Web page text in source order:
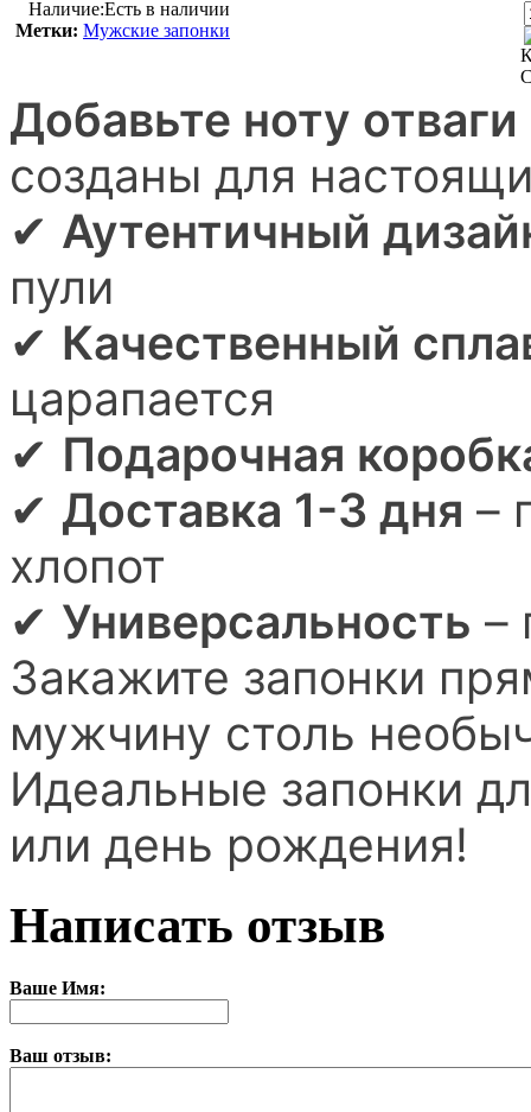
Наличие:Есть в наличии
Метки: Мужские запонки
Добавьте ноту
созданы для
✔ Аутентичный
пули
✔ Качественный
царапается
✔ Подарочная
✔ Доставка 1-3 дня –
хлопот
✔ Универсальность –
Закажите запонки
мужчину столь
Идеальные запонки
или день рождения!
Написать отзыв
Ваше Имя:
Ваш отзыв: